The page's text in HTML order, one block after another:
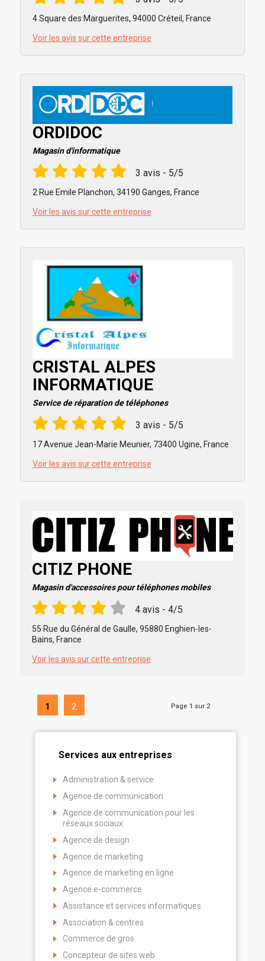
4 Square des Marguerites, 94000 Créteil, France
Voir les avis sur cette entreprise
ORDIDOC
Magasin d'informatique
3 avis - 5/5
2 Rue Emile Planchon, 34190 Ganges, France
Voir les avis sur cette entreprise
CRISTAL ALPES
INFORMATIQUE
Service de réparation de téléphones
3 avis - 5/5
17 Avenue Jean-Marie Meunier, 73400 Ugine, France
Voir les avis sur cette entreprise
CITIZ PHONE
Magasin d'accessoires pour téléphones mobiles
4 avis - 4/5
55 Rue du Général de Gaulle, 95880 Enghien-les-
Bains, France
Voir les avis sur cette entreprise
Page 1 sur 2
1 2
Services aux entreprises
Administration & service
Agence de communication
Agence de communication pour les
réseaux sociaux
Agence de design
Agence de marketing
Agence de marketing en ligne
Agence e-commerce
Assistance et services informatiques
Association & centres
Commerce de gros
Concepteur de sites web